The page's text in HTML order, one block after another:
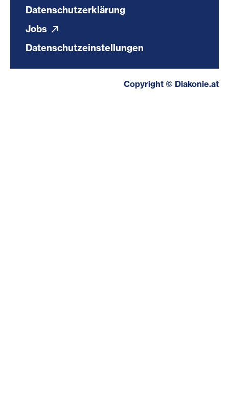
Datenschutzerklärung
Jobs
Datenschutzeinstellungen
Copyright © Diakonie.at